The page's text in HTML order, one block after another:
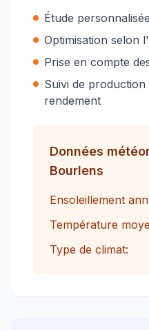
Étude
Optimisation selon
Prise en compte
Suivi de
rendement
Données
Bourlens
Ensoleillement
Température
Type de climat: